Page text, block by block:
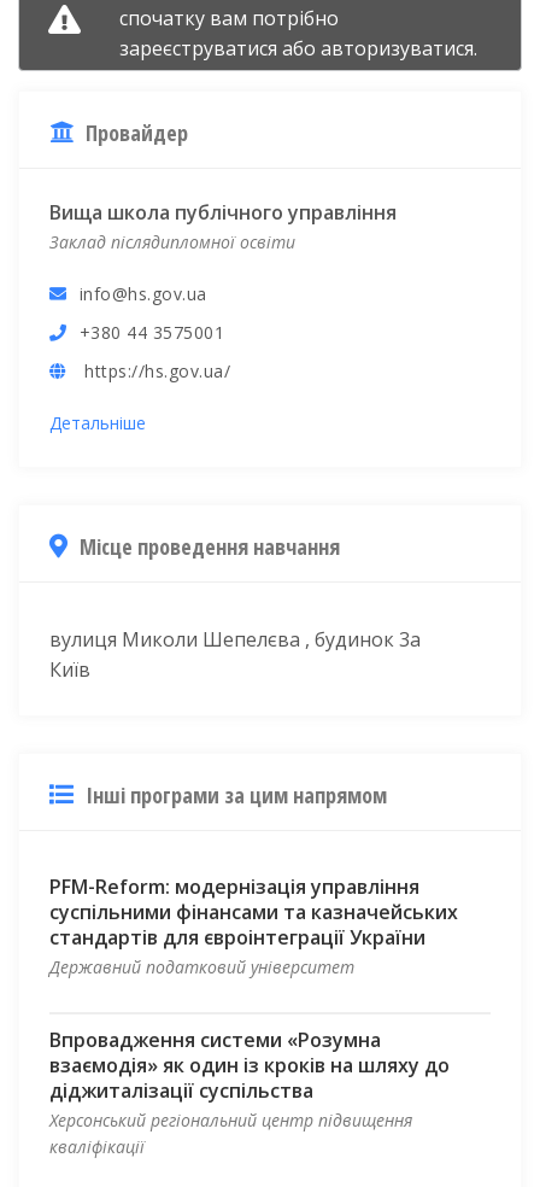
спочатку вам потрібно
зареєструватися або авторизуватися.
Провайдер
Вища школа публічного управління
Заклад післядипломної освіти
info@hs.gov.ua
+380 44 3575001
https://hs.gov.ua/
Детальніше
Місце проведення навчання
вулиця Миколи Шепелєва , будинок 3а
Київ
Інші програми за цим напрямом
PFM-Reform: модернізація управління
суспільними фінансами та казначейських
стандартів для євроінтеграції України
Державний податковий університет
Впровадження системи «Розумна
взаємодія» як один із кроків на шляху до
діджиталізації суспільства
Херсонський регіональний центр підвищення
кваліфікації